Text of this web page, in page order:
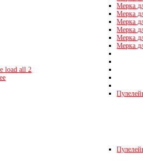
Мерка
Мерка
Мерка
Мерка
Мерка
Мерка
load all 2